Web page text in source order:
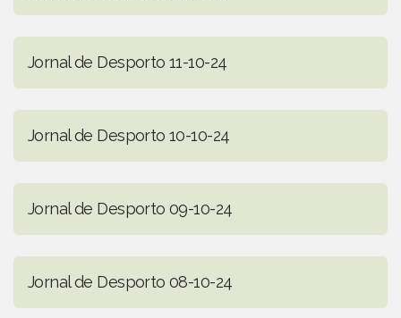
Jornal de Desporto 11-10-24
Jornal de Desporto 10-10-24
Jornal de Desporto 09-10-24
Jornal de Desporto 08-10-24